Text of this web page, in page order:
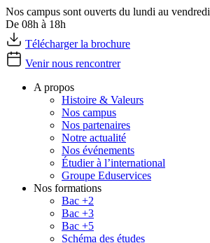
Nos campus sont ouverts du lundi au vendredi
De 08h à 18h
Télécharger la brochure
Venir nous rencontrer
A propos
Histoire & Valeurs
Nos campus
Nos partenaires
Notre actualité
Nos événements
Étudier à l’international
Groupe Eduservices
Nos formations
Bac +2
Bac +3
Bac +5
Schéma des études